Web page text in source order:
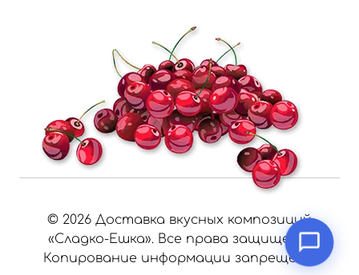
© 2026 Доставка вкусных композиций
«Сладко-Ешка». Все права защищены.
Копирование информации запрещено.